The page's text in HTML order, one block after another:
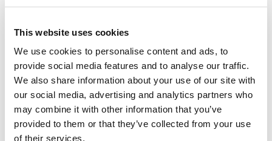
This website uses cookies
We use cookies to personalise content and ads, to
provide social media features and to analyse our traffic.
We also share information about your use of our site with
our social media, advertising and analytics partners who
may combine it with other information that you’ve
provided to them or that they’ve collected from your use
of their services.
als bei Büroimmobilien. Im Vergleich zu
unserer letzten Analyse im 1. Quartal 2022
stieg die durchschnittliche Spitzenrendite in 6
Monaten somit um 20 Basispunkte.
• Die niedrigste Rendite aller europäischen
Wohnungsmärkte ist in Stockholm mit 1,35